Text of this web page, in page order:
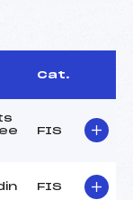
Cat.
FIS
FIS